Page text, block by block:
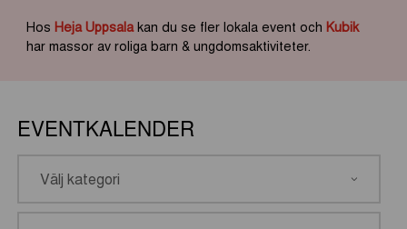
Hos Heja Uppsala kan du se fler lokala event och Kubik
har massor av roliga barn & ungdomsaktiviteter.
EVENTKALENDER